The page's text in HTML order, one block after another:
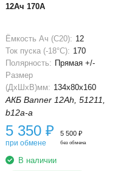
12Ач 170А
Ёмкость Ач (С20): 12
Ток пуска (-18°С): 170
Полярность: Прямая +/-
Размер
(ДхШхВ)мм: 134x80x160
АКБ Banner 12Ah, 51211,
b12a-a
5 350 ₽
при обмене
5 500 ₽
без обмена
В наличии